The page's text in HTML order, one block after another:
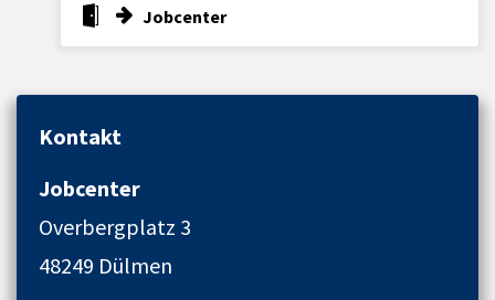
Jobcenter
Kontakt
Jobcenter
Overbergplatz 3
48249 Dülmen